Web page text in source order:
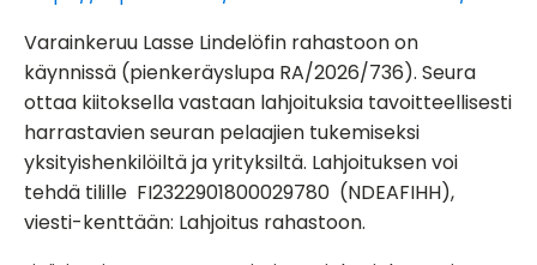
Varainkeruu Lasse Lindelöfin rahastoon on
käynnissä (pienkeräyslupa RA/2026/736). Seura
ottaa kiitoksella vastaan lahjoituksia tavoitteellisesti
harrastavien seuran pelaajien tukemiseksi
yksityishenkilöiltä ja yrityksiltä. Lahjoituksen voi
tehdä tilille FI2322901800029780 (NDEAFIHH),
viesti-kenttään: Lahjoitus rahastoon.